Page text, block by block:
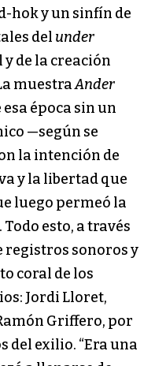
hok y un sinfín de
del under
de la creación
muestraAnder
época sin un
—según se
la intención de
y la libertad que
luego permeó la
esto, a través
registros sonoros y
coral de los
Jordi Lloret,
Griffero, por
del exilio. “Era una